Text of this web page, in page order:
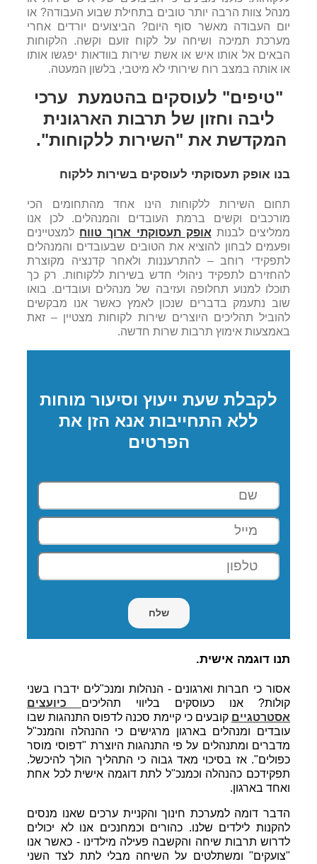
מנהל צוות הרבה יותר טובים בתחילת שבוע העבודה? או
יום העבודה מאשר סוף היום? הביצועים יורדים אחרי
מערכת תמיכה ושיחה על לקוח זועם וקשה. הלקוחות
הבאים אל אותו איש או אשת שירות בוודאות יפגשו אותו
או אותה במצב רוח שירותי לא מיטבי, בלשון המעטה.
"טיפים" לעוסקים בהטמעת ערכי
ליבה וחזון של תרבות הארגונית
המקדשת את "השירות ללקוחות".
בנו אופק תעסוקתי לעוסקים בשירות ללקוח
תחום השירות ללקוחות הינו אחד מהתחומים הכי
מורכבים וקשים ברמת העובדים והמנהלים. לכן אנו
ממליצים לבנות אופק תעסוקתי ארוך טווח למצטיינים
ופעמים לבחון להוציא את הטובים שבעובדים והמנהלים
לתפקידי רוחב – להתרעננות ולאחר קדנציה מקוצרת
להחזירם לתפקיד ניהולי חדש בשירות ללקוחות. רק כך
תוכלו למנוע תחלופה ועזיבה של מנהלים ועובדים. בואו
שוב נתעמק בדברים שנכון לאמץ כאשר אנו מבקשים
להוביל תהליכים היוצרים שירות לקוחות מצטיין – זאת
באמצעות אימוץ תרבות שרות חדשה.
לקבלת שעת ייעוץ וסיעור מוחות
ללא התחייבות אנא הזן את
הפרטים
תנו דוגמה אישית.
אסור כי חברות וארגונים - הנהלות ומנכ"לים ידברו בשני
קולות? אנו כעוסקים בליווי תהליכים
כיועצים
אסטרטגיים קובעים כי קיימת סכנה לדפוס התנהגות שבו
עובדים ומנהלים בארגון מרגישים כי ההנהלה והמנכ"ל
מדברים ומתנהלים על פי התנהגות היוצרת "דפוסי מוסר
כפולים". אז בסיכוי מאד גבוה כי התהליך הולך להיכשל.
תפקידכם כהנהלה וכמנכ"ל לתת דוגמה אישית לכל אחת
ואחד בארגון.
הדבר דומה למערכת חינוך והקניית ערכים שאנו מנסים
להקנות לילדים שלנו. כהורים וכמחנכים אנו לא יכולים
לדרוש תרבות שיחה והקשבה פעילה מילדינו - כאשר אנו
"צועקים" ומשתלטים על השיחה מבלי לתת לצד השני